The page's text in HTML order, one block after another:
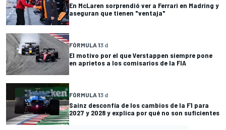
En McLaren sorprendió ver a Ferrari en Madring y
aseguran que tienen "ventaja"
FÓRMULA 13 d
El motivo por el que Verstappen siempre pone
en aprietos a los comisarios de la FIA
FÓRMULA 13 d
Sainz desconfía de los cambios de la F1 para
2027 y 2028 y explica por qué no son suficientes